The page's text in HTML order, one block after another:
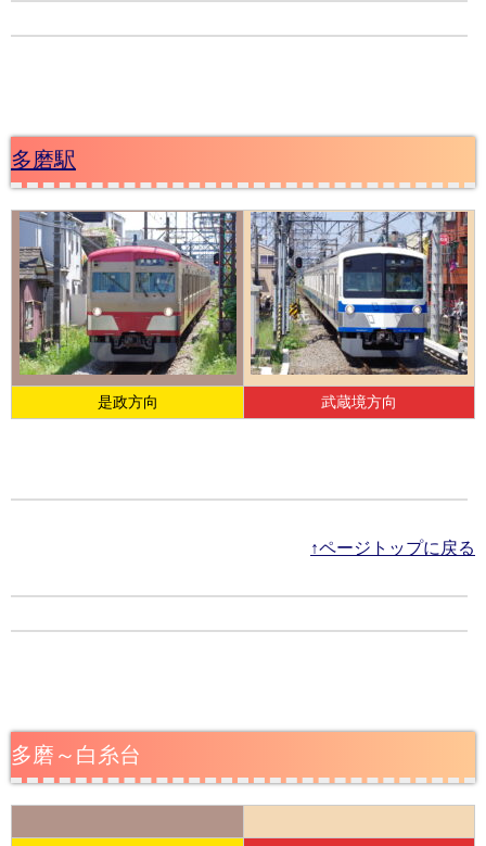
多磨駅
是政方向 武蔵境方向
↑ページトップに戻る
多磨～白糸台